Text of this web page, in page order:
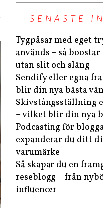
SENASTE
Tygpåsar med eget
används – så
utan slit och släng
Sendify eller egna
blir din nya bästa
Skivstångsställning
– vilket blir din nya
Podcasting för
expanderar du ditt
varumärke
Så skapar du en
reseblogg – från
influencer